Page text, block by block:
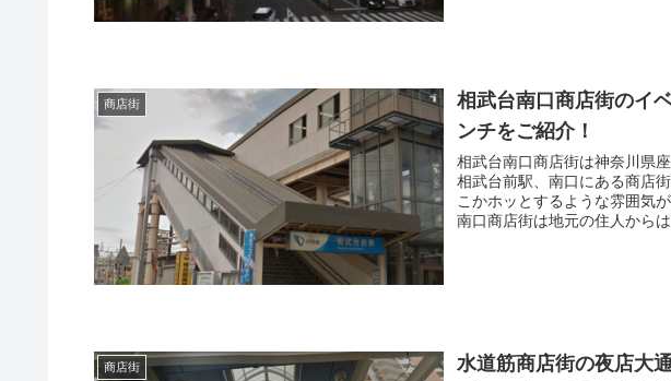
商店街
相武台南口商店街のイ
ンチをご紹介！
相武台南口商店街は神奈川県
相武台前駅、南口にある商店
こかホッとするような雰囲気
南口商店街は地元の住人から
商店街
水道筋商店街の夜店大